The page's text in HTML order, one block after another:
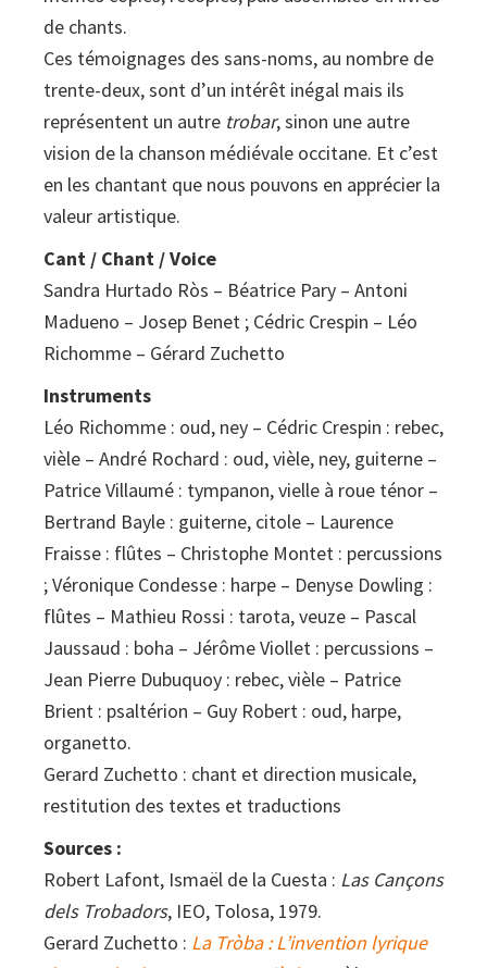
de chants.
Ces témoignages des sans-noms, au nombre de
trente-deux, sont d’un intérêt inégal mais ils
représentent un autre trobar, sinon une autre
vision de la chanson médiévale occitane. Et c’est
en les chantant que nous pouvons en apprécier la
valeur artistique.
Cant / Chant / Voice
Sandra Hurtado Ròs – Béatrice Pary – Antoni
Madueno – Josep Benet ; Cédric Crespin – Léo
Richomme – Gérard Zuchetto
Instruments
Léo Richomme : oud, ney – Cédric Crespin : rebec,
vièle – André Rochard : oud, vièle, ney, guiterne –
Patrice Villaumé : tympanon, vielle à roue ténor –
Bertrand Bayle : guiterne, citole – Laurence
Fraisse : flûtes – Christophe Montet : percussions
; Véronique Condesse : harpe – Denyse Dowling :
flûtes – Mathieu Rossi : tarota, veuze – Pascal
Jaussaud : boha – Jérôme Viollet : percussions –
Jean Pierre Dubuquoy : rebec, vièle – Patrice
Brient : psaltérion – Guy Robert : oud, harpe,
organetto.
Gerard Zuchetto : chant et direction musicale,
restitution des textes et traductions
Sources :
Robert Lafont, Ismaël de la Cuesta : Las Cançons
dels Trobadors, IEO, Tolosa, 1979.
Gerard Zuchetto : La Tròba : L’invention lyrique